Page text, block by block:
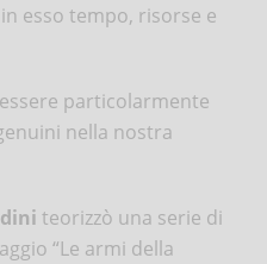
esso tempo, risorse e
particolarmente
nella nostra
teorizzò una serie di
“Le armi della